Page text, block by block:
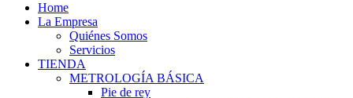
Home
La Empresa
Quiénes Somos
Servicios
TIENDA
METROLOGÍA BÁSICA
Pie de rey